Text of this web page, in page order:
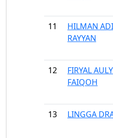
11
HILMAN
RAYYAN
12
FIRYAL AULY
FAIQOH
13
LINGGA